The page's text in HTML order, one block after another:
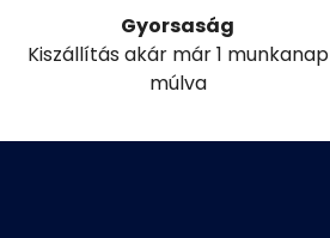
Gyorsaság
Kiszállítás akár már 1 munkanap
múlva